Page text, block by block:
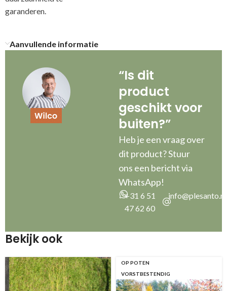
Aanvullende informatie
“Is dit
product
geschikt voor
buiten?”
Heb je een vraag over
dit product? Stuur
ons een bericht via
WhatsApp!
+31 6 51
47 62 60
info@plesanto.nl
Bekijk ook
OP POTEN
VORSTBESTENDIG